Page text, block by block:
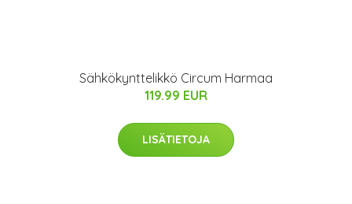
Sähkökynttelikkö Circum Harmaa
119.99 EUR
LISÄTIETOJA